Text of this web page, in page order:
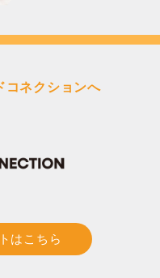
コネクションへ
はこちら